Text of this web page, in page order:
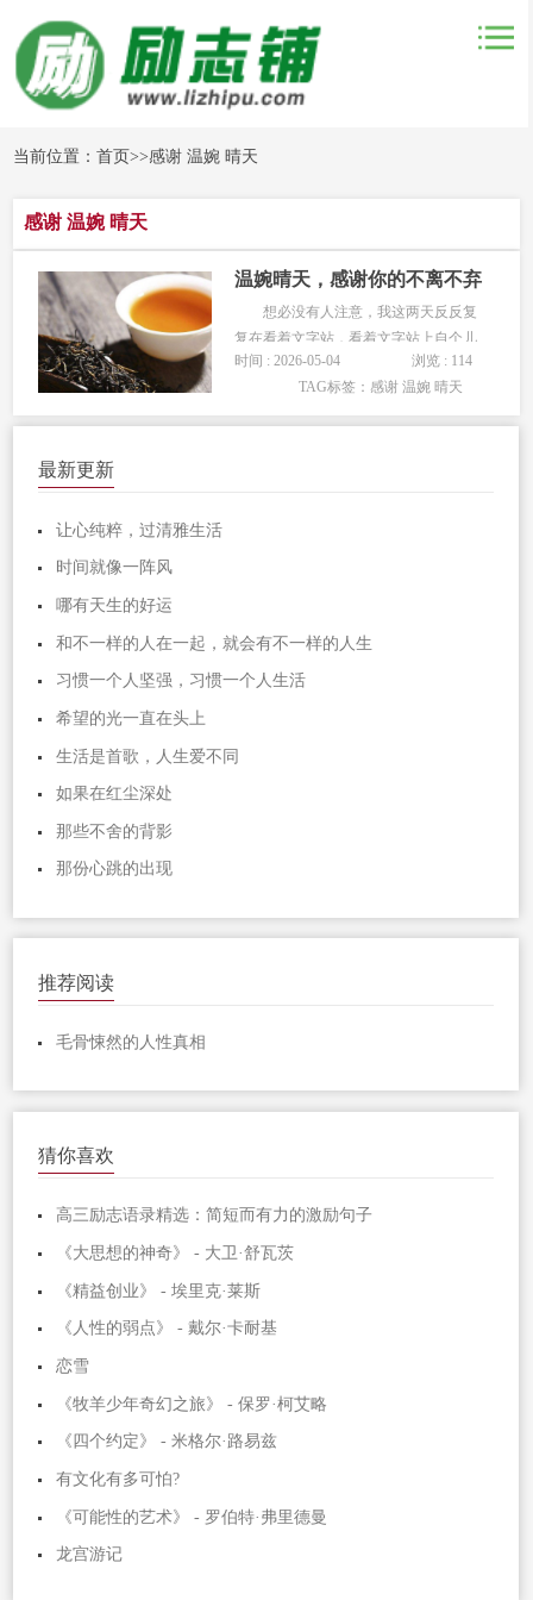
当前位置：首页>>感谢 温婉 晴天
感谢 温婉 晴天
温婉晴天，感谢你的不离不弃
想必没有人注意，我这两天反反复
复在看着文字站，看着文字站上自个儿
当初所取的昵称，以及用的头像。
一直以来，我的QQ头像、微信头像，包
时间 : 2026-05-04
浏览 : 114
TAG标签：感谢 温婉 晴天
最新更新
让心纯粹，过清雅生活
时间就像一阵风
哪有天生的好运
和不一样的人在一起，就会有不一样的人生
习惯一个人坚强，习惯一个人生活
希望的光一直在头上
生活是首歌，人生爱不同
如果在红尘深处
那些不舍的背影
那份心跳的出现
推荐阅读
毛骨悚然的人性真相
猜你喜欢
高三励志语录精选：简短而有力的激励句子
《大思想的神奇》 - 大卫·舒瓦茨
《精益创业》 - 埃里克·莱斯
《人性的弱点》 - 戴尔·卡耐基
恋雪
《牧羊少年奇幻之旅》 - 保罗·柯艾略
《四个约定》 - 米格尔·路易兹
有文化有多可怕?
《可能性的艺术》 - 罗伯特·弗里德曼
龙宫游记